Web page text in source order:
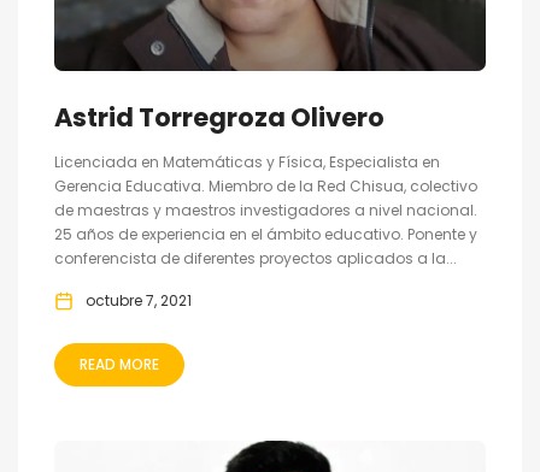
Astrid Torregroza Olivero
Licenciada en Matemáticas y Física, Especialista en
Gerencia Educativa. Miembro de la Red Chisua, colectivo
de maestras y maestros investigadores a nivel nacional.
25 años de experiencia en el ámbito educativo. Ponente y
conferencista de diferentes proyectos aplicados a la...
octubre 7, 2021
READ MORE